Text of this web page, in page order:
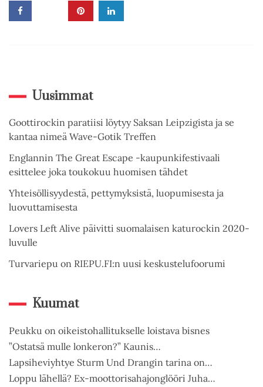
Uusimmat
Goottirockin paratiisi löytyy Saksan Leipzigista ja se
kantaa nimeä Wave-Gotik Treffen
Englannin The Great Escape -kaupunkifestivaali
esittelee joka toukokuu huomisen tähdet
Yhteisöllisyydestä, pettymyksistä, luopumisesta ja
luovuttamisesta
Lovers Left Alive päivitti suomalaisen katurockin 2020-
luvulle
Turvariepu on RIEPU.FI:n uusi keskustelufoorumi
Kuumat
Peukku on oikeistohallitukselle loistava bisnes
”Ostatsä mulle lonkeron?” Kaunis…
Lapsiheviyhtye Sturm Und Drangin tarina on…
Loppu lähellä? Ex-moottorisahajonglööri Juha…